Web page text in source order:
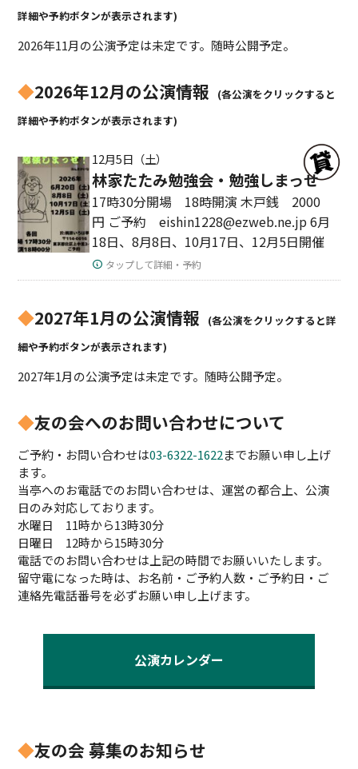
詳細や予約ボタンが表示されます)
2026年11月の公演予定は未定です。随時公開予定。
◆2026年12月の公演情報
(各公演をクリックすると
詳細や予約ボタンが表示されます)
12月5日（土）
林家たたみ勉強会・勉強しまっせ
17時30分開場 18時開演 木戸銭 2000
円 ご予約 eishin1228@ezweb.ne.jp 6月
18日、8月8日、10月17日、12月5日開催
タップして詳細・予約
◆2027年1月の公演情報
(各公演をクリックすると詳
細や予約ボタンが表示されます)
2027年1月の公演予定は未定です。随時公開予定。
◆友の会へのお問い合わせについて
ご予約・お問い合わせは03-6322-1622までお願い申し上げ
ます。
当亭へのお電話でのお問い合わせは、運営の都合上、公演
日のみ対応しております。
水曜日 11時から13時30分
日曜日 12時から15時30分
電話でのお問い合わせは上記の時間でお願いいたします。
留守電になった時は、お名前・ご予約人数・ご予約日・ご
連絡先電話番号を必ずお願い申し上げます。
公演カレンダー
◆友の会 募集のお知らせ